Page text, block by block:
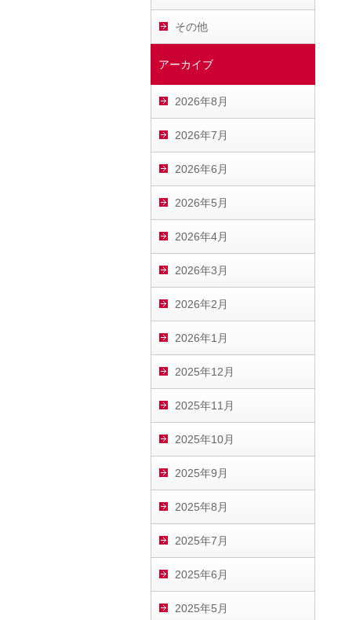
その他
アーカイブ
2026年8月
2026年7月
2026年6月
2026年5月
2026年4月
2026年3月
2026年2月
2026年1月
2025年12月
2025年11月
2025年10月
2025年9月
2025年8月
2025年7月
2025年6月
2025年5月